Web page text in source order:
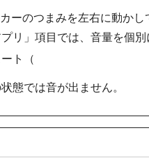
ーのつまみを左右に動か
プリ」項目では、音量を個
ート（
態では音が出ません。